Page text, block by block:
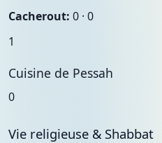
Cacherout: 0 · 0
1
Cuisine de Pessah
0
Vie religieuse & Shabbat